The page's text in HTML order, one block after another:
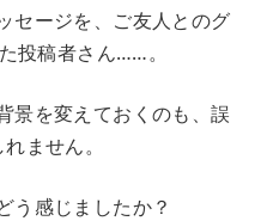
セージを、ご友人とのグ
投稿者さん……。
景を変えておくのも、誤
ません。
う感じましたか？